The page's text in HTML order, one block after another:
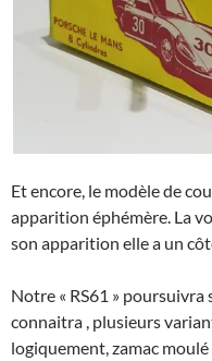
Et encore, le modèle de
apparition éphémère. La
son apparition elle a un
Notre « RS61 »
connaitra , plusieurs
logiquement, zamac